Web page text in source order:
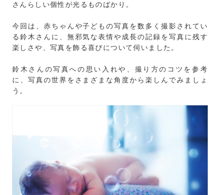
さんらしい個性が光るものばかり。
今回は、赤ちゃんや子どもの写真を数多く撮影されてい
る鈴木さんに、無邪気な表情や成長の記録を写真に残す
楽しさや、写真を飾る喜びについて伺いました。
鈴木さんの写真への思い入れや、撮り方のコツを参考
に、写真の世界をさまざまな角度から楽しんでみましょ
う。